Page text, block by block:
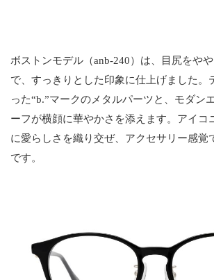
ボストンモデル（anb-240）は、目尻をや
で、すっきりとした印象に仕上げました。
った“b.”マークのメタルパーツと、モダン
ーフが横顔に華やかさを添えます。アイコ
に愛らしさを織り交ぜ、アクセサリー感覚
です。